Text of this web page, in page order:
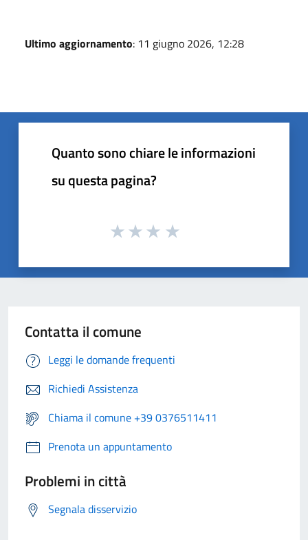
Ultimo aggiornamento: 11 giugno 2026, 12:28
Quanto sono chiare le informazioni
su questa pagina?
Contatta il comune
Leggi le domande frequenti
Richiedi Assistenza
Chiama il comune +39 0376511411
Prenota un appuntamento
Problemi in città
Segnala disservizio